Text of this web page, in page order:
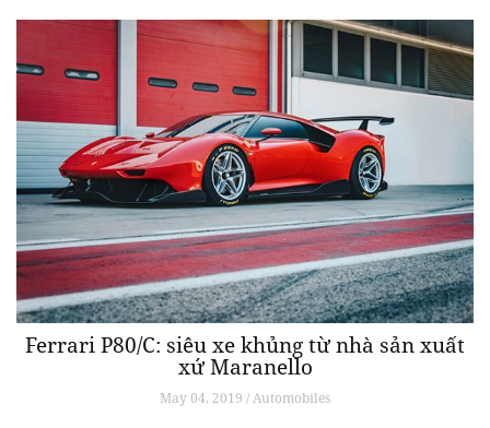
Ferrari P80/C: siêu xe khủng từ ​​nhà sản xuất
xứ Maranello
May 04, 2019 / Automobiles